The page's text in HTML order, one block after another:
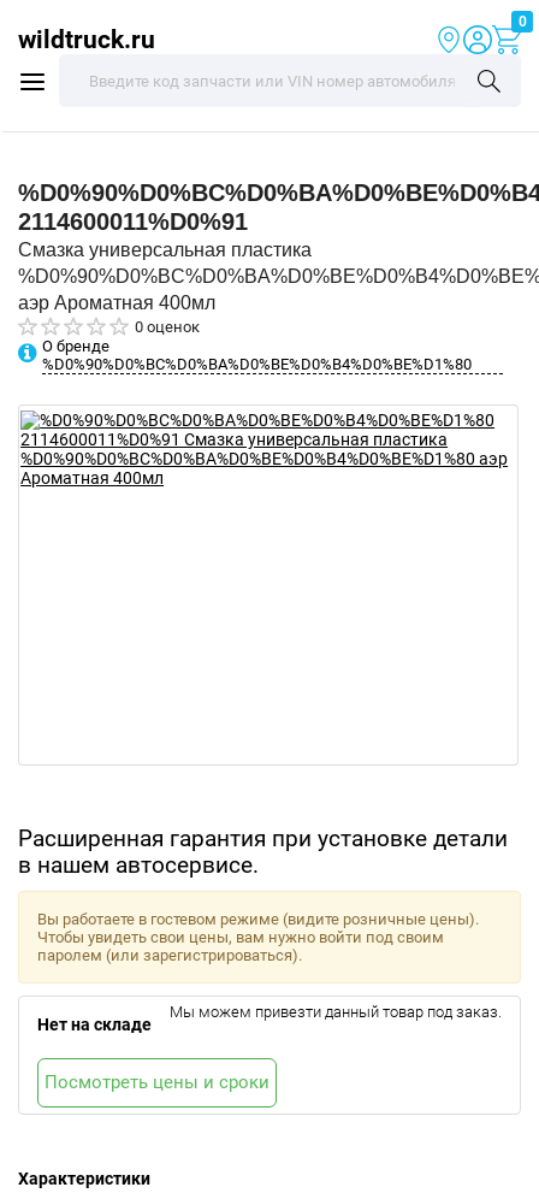
wildtruck.ru
0
2114600011%D0%91
Смазка универсальная пластика
аэр Ароматная 400мл
0 оценок
О бренде
%D0%90%D0%BC%D0%BA%D0%BE%D0%B4%D0%BE%D1%80
Расширенная гарантия при установке детали
в нашем автосервисе.
Характеристики
Вы работаете в гостевом режиме (видите розничные цены).
Чтобы увидеть свои цены, вам нужно войти под своим
паролем (или зарегистрироваться).
Нет на складе
Мы можем привезти данный товар под заказ.
Посмотреть цены и сроки